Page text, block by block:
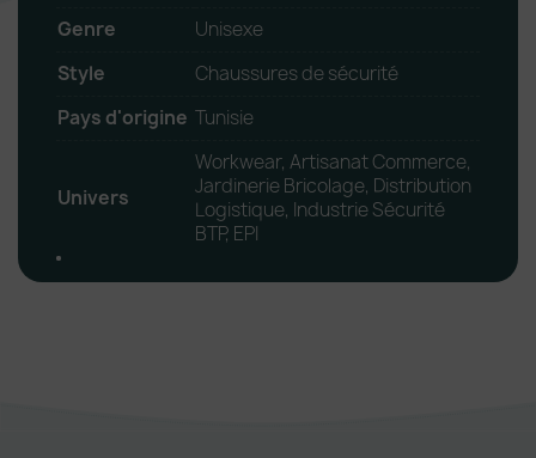
Genre
Unisexe
Style
Chaussures de sécurité
Pays d'origine Tunisie
Univers
Workwear, Artisanat Commerce,
Jardinerie Bricolage, Distribution
Logistique, Industrie Sécurité
BTP, EPI